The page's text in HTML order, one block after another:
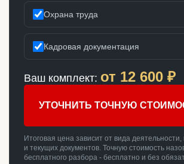
Охрана труда
Кадровая документация
Ваш комплект: от 12 600 ₽
УТОЧНИТЬ ТОЧНУЮ
Итоговая цена зависит от вида
и текущих документов. Точную стоимость
бесплатного разбора - бесплатно и без